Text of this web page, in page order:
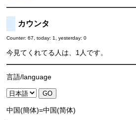
カウンタ
Counter: 67, today: 1, yesterday: 0
今見てくれてる人は、1人です。
言語/language
中国(簡体)=中国(简体)